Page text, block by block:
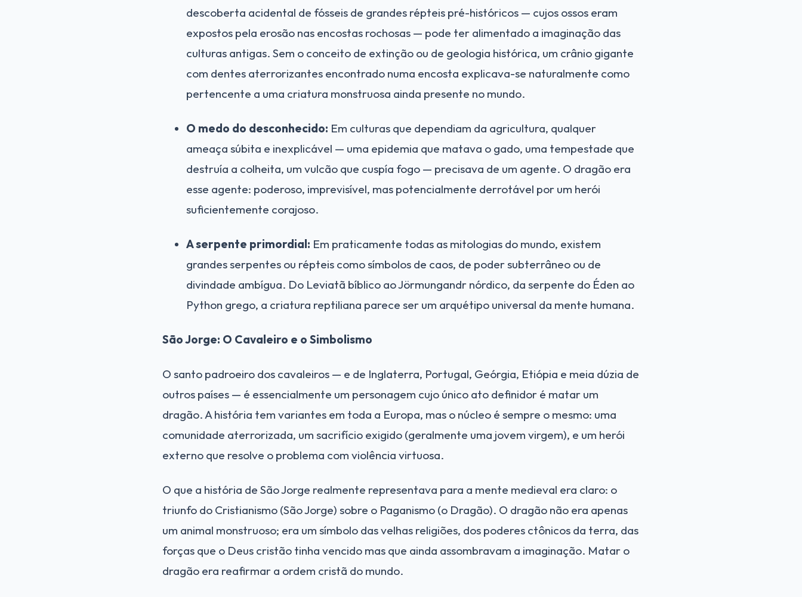
descoberta acidental de fósseis de grandes répteis pré-históricos — cujos ossos eram
expostos pela erosão nas encostas rochosas — pode ter alimentado a imaginação das
culturas antigas. Sem o conceito de extinção ou de geologia histórica, um crânio gigante
com dentes aterrorizantes encontrado numa encosta explicava-se naturalmente como
pertencente a uma criatura monstruosa ainda presente no mundo.
O medo do desconhecido: Em culturas que dependiam da agricultura, qualquer
ameaça súbita e inexplicável — uma epidemia que matava o gado, uma tempestade que
destruía a colheita, um vulcão que cuspía fogo — precisava de um agente. O dragão era
esse agente: poderoso, imprevisível, mas potencialmente derrotável por um herói
suficientemente corajoso.
A serpente primordial: Em praticamente todas as mitologias do mundo, existem
grandes serpentes ou répteis como símbolos de caos, de poder subterrâneo ou de
divindade ambígua. Do Leviatã bíblico ao Jörmungandr nórdico, da serpente do Éden ao
Python grego, a criatura reptiliana parece ser um arquétipo universal da mente humana.
São Jorge: O Cavaleiro e o Simbolismo
O santo padroeiro dos cavaleiros — e de Inglaterra, Portugal, Geórgia, Etiópia e meia dúzia de
outros países — é essencialmente um personagem cujo único ato definidor é matar um
dragão. A história tem variantes em toda a Europa, mas o núcleo é sempre o mesmo: uma
comunidade aterrorizada, um sacrifício exigido (geralmente uma jovem virgem), e um herói
externo que resolve o problema com violência virtuosa.
O que a história de São Jorge realmente representava para a mente medieval era claro: o
triunfo do Cristianismo (São Jorge) sobre o Paganismo (o Dragão). O dragão não era apenas
um animal monstruoso; era um símbolo das velhas religiões, dos poderes ctônicos da terra, das
forças que o Deus cristão tinha vencido mas que ainda assombravam a imaginação. Matar o
dragão era reafirmar a ordem cristã do mundo.